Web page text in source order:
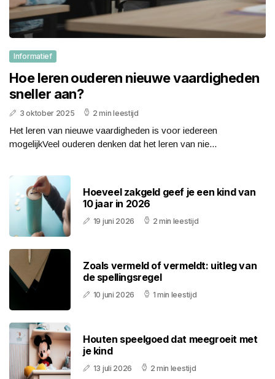
Informatief
Hoe leren ouderen nieuwe vaardigheden
sneller aan?
3 oktober 2025 2 min leestijd
Het leren van nieuwe vaardigheden is voor iedereen
mogelijkVeel ouderen denken dat het leren van nie...
Hoeveel zakgeld geef je een kind van
10 jaar in 2026
19 juni 2026 2 min leestijd
Zoals vermeld of vermeldt: uitleg van
de spellingsregel
10 juni 2026 1 min leestijd
Houten speelgoed dat meegroeit met
je kind
13 juli 2026 2 min leestijd